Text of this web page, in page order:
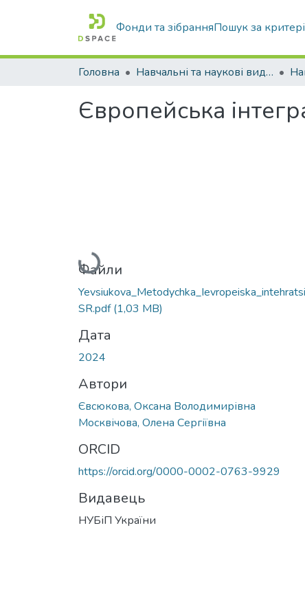
Фонди та зібранняПошук за
Головна Навчальні та наукові видання
Європейська
Вантажиться...
Файли
SR.pdf(1,03 MB)
Дата
2024
Автори
Євсюкова, Оксана Володимирівна
Москвічова, Олена Сергіївна
ORCID
https://orcid.org/0000-0002-0763-9929
Видавець
НУБіП України